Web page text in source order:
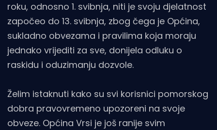
roku, odnosno 1. svibnja, niti je svoju djelatnost
započeo do 13. svibnja, zbog čega je Općina,
sukladno obvezama i pravilima koja moraju
jednako vrijediti za sve, donijela odluku o
raskidu i oduzimanju dozvole.
Želim istaknuti kako su svi korisnici pomorskog
dobra pravovremeno upozoreni na svoje
obveze. Općina Vrsi je još ranije svim